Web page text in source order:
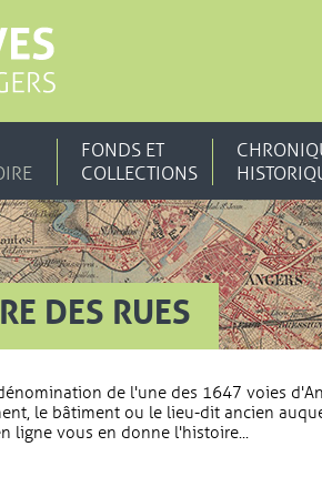
FONDS ET
COLLECTIONS
DES RUES
de l'une des 1647 voies
le bâtiment ou le lieu-dit ancien
ligne vous en donne l'histoire...